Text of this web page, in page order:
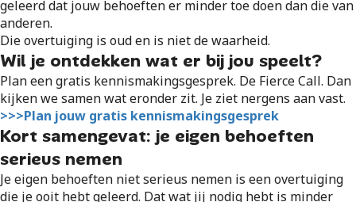
geleerd dat jouw behoeften er minder toe doen dan die van
anderen.
Die overtuiging is oud en is niet de waarheid.
Wil je ontdekken wat er bij jou speelt?
Plan een gratis kennismakingsgesprek. De Fierce Call. Dan
kijken we samen wat eronder zit. Je ziet nergens aan vast.
>>>Plan jouw gratis kennismakingsgesprek
Kort samengevat: je eigen behoeften
serieus nemen
Je eigen behoeften niet serieus nemen is een overtuiging
die je ooit hebt geleerd. Dat wat jij nodig hebt is minder